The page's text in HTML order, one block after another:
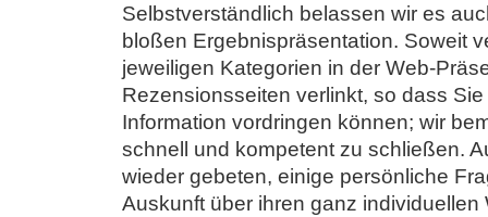
Selbstverständlich belassen wir es
bloßen Ergebnispräsentation. Soweit
jeweiligen Kategorien in der Web-
Rezensionsseiten verlinkt, so dass
Information vordringen können; wir
schnell und kompetent zu schließen.
wieder gebeten, einige persönliche
Auskunft über ihren ganz individuellen